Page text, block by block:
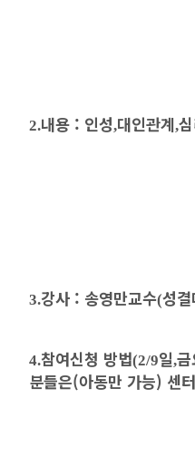
2.내용 : 인성,대인관계,
3.강사 : 송영만교수(성
4.참여신청 방법(2/9일,금
분들은(아동만 가능) 센